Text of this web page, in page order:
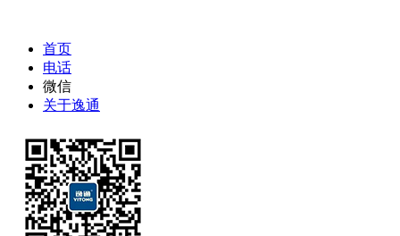
首页
电话
微信
关于逸通